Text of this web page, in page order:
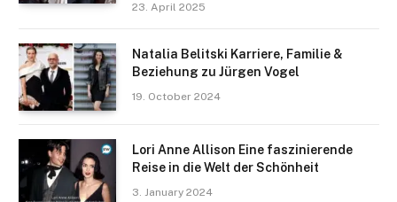
23. April 2025
Natalia Belitski Karriere, Familie &
Beziehung zu Jürgen Vogel
19. October 2024
Lori Anne Allison Eine faszinierende
Reise in die Welt der Schönheit
3. January 2024